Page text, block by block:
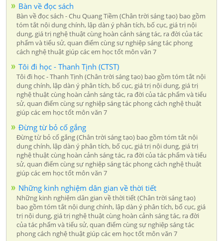
Bàn về đọc sách
Bàn về đọc sách - Chu Quang Tiềm (Chân trời sáng tạo) bao gồm
tóm tắt nội dung chính, lập dàn ý phân tích, bố cục, giá trị nội
dung, giá trị nghệ thuật cùng hoàn cảnh sáng tác, ra đời của tác
phẩm và tiểu sử, quan điểm cùng sự nghiệp sáng tác phong
cách nghệ thuật giúp các em học tốt môn văn 7
Tôi đi học - Thanh Tịnh (CTST)
Tôi đi học - Thanh Tịnh (Chân trời sáng tạo) bao gồm tóm tắt nội
dung chính, lập dàn ý phân tích, bố cục, giá trị nội dung, giá trị
nghệ thuật cùng hoàn cảnh sáng tác, ra đời của tác phẩm và tiểu
sử, quan điểm cùng sự nghiệp sáng tác phong cách nghệ thuật
giúp các em học tốt môn văn 7
Đừng từ bỏ cố gắng
Đừng từ bỏ cố gắng (Chân trời sáng tạo) bao gồm tóm tắt nội
dung chính, lập dàn ý phân tích, bố cục, giá trị nội dung, giá trị
nghệ thuật cùng hoàn cảnh sáng tác, ra đời của tác phẩm và tiểu
sử, quan điểm cùng sự nghiệp sáng tác phong cách nghệ thuật
giúp các em học tốt môn văn 7
Những kinh nghiệm dân gian về thời tiết
Những kinh nghiệm dân gian về thời tiết (Chân trời sáng tạo)
bao gồm tóm tắt nội dung chính, lập dàn ý phân tích, bố cục, giá
trị nội dung, giá trị nghệ thuật cùng hoàn cảnh sáng tác, ra đời
của tác phẩm và tiểu sử, quan điểm cùng sự nghiệp sáng tác
phong cách nghệ thuật giúp các em học tốt môn văn 7